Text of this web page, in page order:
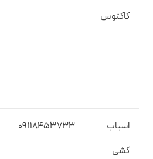
کاکتوس
اسباب
کشی
09118453733